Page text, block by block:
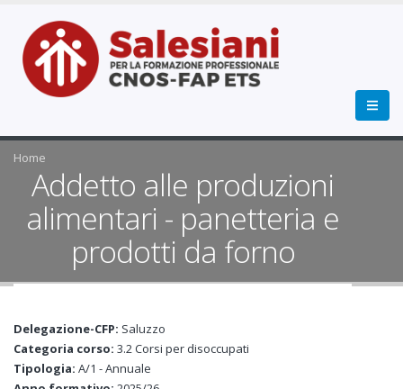
Home
Addetto alle produzioni
alimentari - panetteria e
prodotti da forno
Delegazione-CFP: Saluzzo
Categoria corso: 3.2 Corsi per disoccupati
Tipologia: A/1 - Annuale